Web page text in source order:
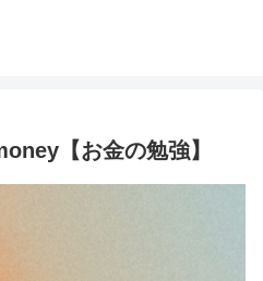
【お金の勉強】